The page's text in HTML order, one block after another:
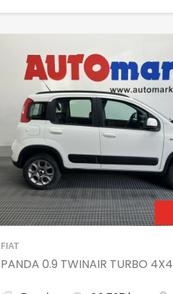
FIAT
PANDA 0.9 TWINAIR TURBO 4X4